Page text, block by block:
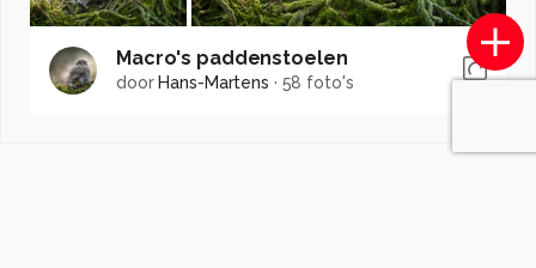
Macro's paddenstoelen
door Hans-Martens · 58 foto's